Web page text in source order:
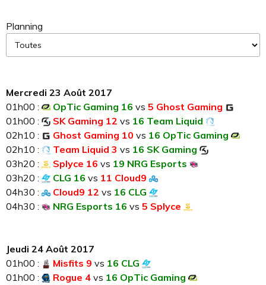
Planning
Mercredi 23 Août 2017
01h00 :
OpTic Gaming 16 vs 5 Ghost Gaming
01h00 :
SK Gaming 12 vs 16 Team Liquid
02h10 :
Ghost Gaming 10 vs 16 OpTic Gaming
02h10 :
Team Liquid 3 vs 16 SK Gaming
03h20 :
Splyce 16 vs 19 NRG Esports
03h20 :
CLG 16 vs 11 Cloud9
04h30 :
Cloud9 12 vs 16 CLG
04h30 :
NRG Esports 16 vs 5 Splyce
Jeudi 24 Août 2017
01h00 :
Misfits 9 vs 16 CLG
01h00 :
Rogue 4 vs 16 OpTic Gaming